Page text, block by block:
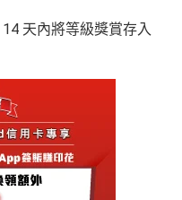
、百佳、一田、HKTVmal
揀儲「亞洲萬里通」里
！
流暢，即時顯示回贈，比起
可參考Mox 活期存款利息
天內將等級獎賞存入